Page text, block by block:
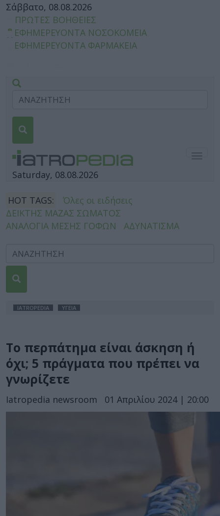
Σάββατο, 08.08.2026
ΠΡΩΤΕΣ ΒΟΗΘΕΙΕΣ
ΕΦΗΜΕΡΕΥΟΝΤΑ ΝΟΣΟΚΟΜΕΙΑ
ΕΦΗΜΕΡΕΥΟΝΤΑ ΦΑΡΜΑΚΕΙΑ
Saturday, 08.08.2026
HOT TAGS:
Όλες οι ειδήσεις
ΔΕΙΚΤΗΣ ΜΑΖΑΣ ΣΩΜΑΤΟΣ
ΑΝΑΛΟΓΙΑ ΜΕΣΗΣ ΓΟΦΩΝ
ΑΔΥΝΑΤΙΣΜΑ
IATROPEDIA ΥΓΕΙΑ
Το περπάτημα είναι άσκηση ή
όχι; 5 πράγματα που πρέπει να
γνωρίζετε
Iatropedia newsroom 01 Απριλίου 2024 | 20:00